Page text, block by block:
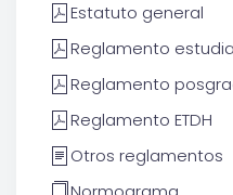
Estatuto general
Reglamento
Reglamento
Reglamento ETDH
Otros reglamentos